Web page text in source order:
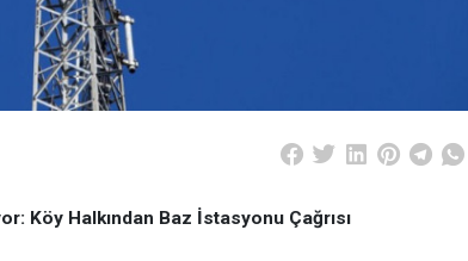
Köy Halkından Baz İstasyonu Çağrısı